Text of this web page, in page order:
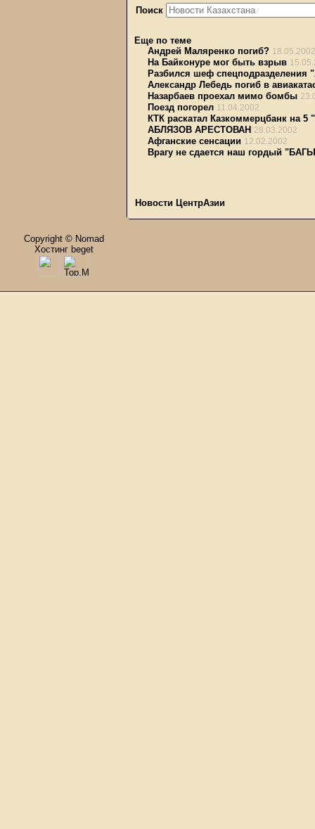
Поиск
Еще по теме
Андрей Маляренко погиб? 18.05.2002
На Байконуре мог быть взрыв
Разбился шеф спецподразделения
Александр Лебедь погиб в
Назарбаев проехал мимо бомбы
Поезд погорел 11.04.2002
КТК раскатал Казкоммерцбанк на 5
АБЛЯЗОВ АРЕСТОВАН 28.03.2002
Афганские сенсации 12.02.2002
Врагу не сдается наш гордый
Новости ЦентрАзии
Copyright © Nomad
Хостинг beget